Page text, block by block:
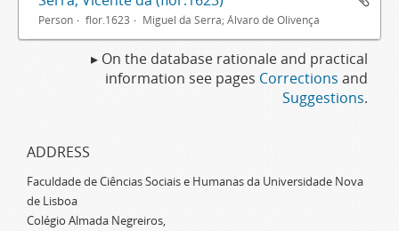
Person flor.1623 Miguel da Serra; Álvaro de Olivença
▸ On the database rationale and practical
information see pages Corrections and
Suggestions.
ADDRESS
Faculdade de Ciências Sociais e Humanas da Universidade Nova
de Lisboa
Colégio Almada Negreiros,